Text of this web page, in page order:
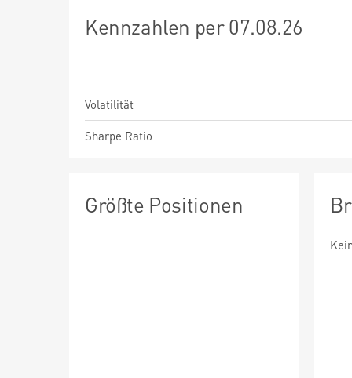
Kennzahlen per 07.08.26
Volatilität
Sharpe Ratio
Größte Positionen